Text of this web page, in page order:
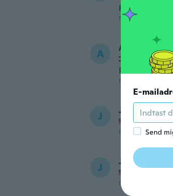
Fajne
for ca. 5 år siden
A Andi
Tilmeldt 2017 ·
Pasują
for ca. 5 år siden
J Juan manuel
Tilmeldt 2018
for ca. 5 år siden
J Jack
for ca. 5 år siden
E-
Send